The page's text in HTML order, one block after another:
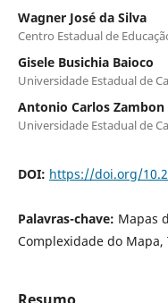
Wagner José da Silva
Centro Estadual de
Gisele Busichia Baioco
Universidade Estadual de
Antonio Carlos Zambon
Universidade Estadual de
DOI: https://doi.org/
Palavras-chave: Mapas
Complexidade do Mapa,